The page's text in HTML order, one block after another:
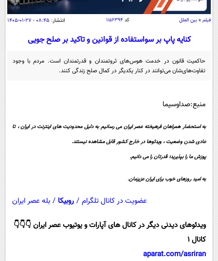
اقتصاد
اقتصادی
جامعه
حوادث
محیط زیست
سفر و تفریح
بین الملل
سیاست
سرگرمی
خواندنی ها و دیدنی ها
داستان کوتاه
پیامک
فیلم » بین الملل کد۱۱۵۶۳۹۴ انتشار: ۰۸:۴۵ - ۲۷-۰۱-۱۴۰۵
کنایه پاپ بر سواستفاده از قوانین و تاکید بر صلح‌ جویی
حاکمیت قانون در خدمت هوس‌های ثروتمندان و قدرتمندان است. مردم با وجود
تفاوت‌های‌شان می‌توانند در کنار یکدیگر در کمال صلح زندگی کنند.
منبع:صداوسیما
به استحضار همراهان فرهیخته عصر ایران می رسانیم به دلیل محدودیت های اینترنت در ایران ، تا
عادی شدن وضعیت ، ویدئوها در خارج کشور قابل مشاهده نیستند.
پوزش ما را بپذیرید؛ قدرتان را می دانیم.
به امید روزهای خوب برای ایران عزیزمان.
عضویت در کانال تلگرام / روبیکا / بله عصر ایران
ویدئوهای دیدنی دیگر در کانال های آپارات و یوتیوب عصر ایران 👇👇👇
کانال 1
aparat.com/asriran